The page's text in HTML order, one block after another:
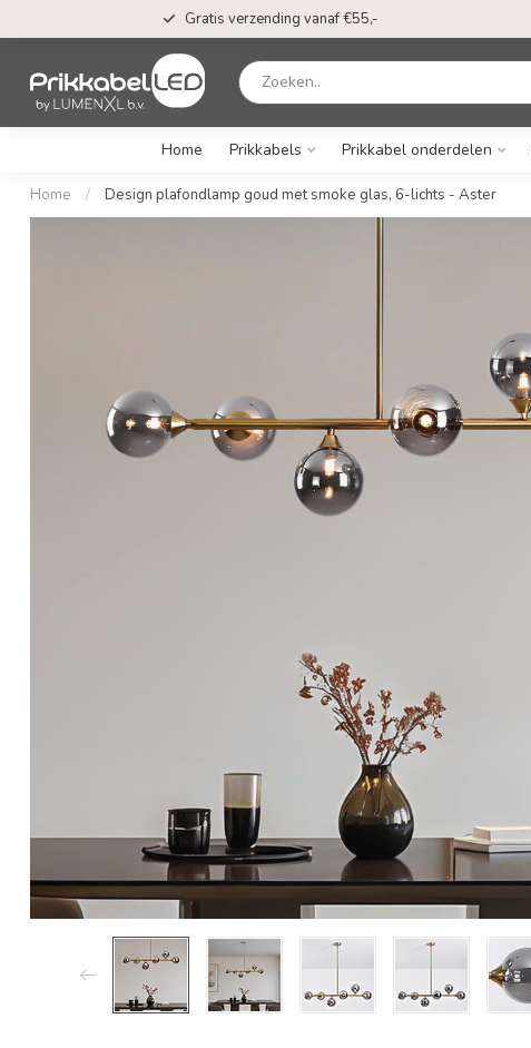
Gratis verzending vanaf €55,-
Home Prikkabels Prikkabel onderdelen
Home / Design plafondlamp goud met smoke glas, 6-lichts - Aster